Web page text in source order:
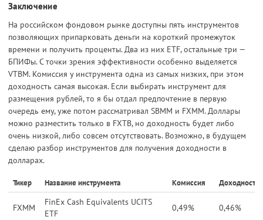
Заключение
На российском фондовом рынке доступны пять инструментов
позволяющих припарковать деньги на короткий промежуток
времени и получить проценты. Два из них ETF, остальные три —
БПИФы. С точки зрения эффективности особенно выделяется
VTBM. Комиссия у инструмента одна из самых низких, при этом
доходность самая высокая. Если выбирать инструмент для
размещения рублей, то я бы отдал предпочтение в первую
очередь ему, уже потом рассматривал SBMM и FXMM. Доллары
можно разместить только в FXTB, но доходность будет либо
очень низкой, либо совсем отсутствовать. Возможно, в будущем
сделаю разбор инструментов для получения доходности в
долларах.
Тикер Название инструмента Комиссия Доходность
FXMM
FinEx Cash Equivalents UCITS
ETF
0,49% 0,46%